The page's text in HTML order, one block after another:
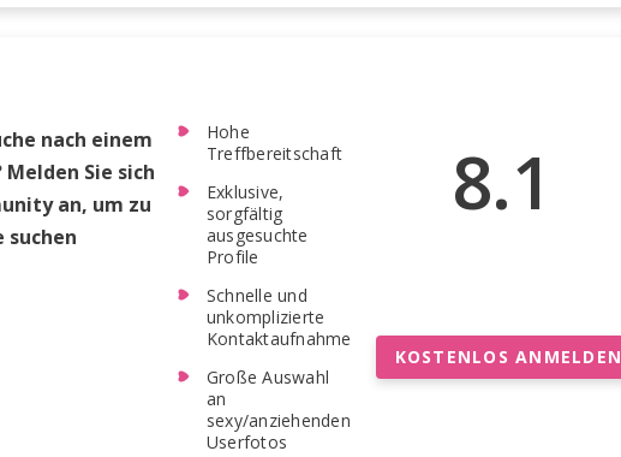
8.1
nach einem
Sie sich
an, um zu
suchen
Hohe
Treffbereitschaft
Exklusive,
sorgfältig
ausgesuchte
Profile
Schnelle und
unkomplizierte
Kontaktaufnahme
Große Auswahl
an
sexy/anziehenden
Userfotos
KOSTENLOS ANMELDEN